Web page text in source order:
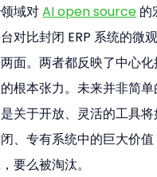
域对 AI open source 的
对比封闭 ERP 系统的微
面。两者都反映了中心
根本张力。未来并非简
关于开放、灵活的工具
、专有系统中的巨大价
要么被淘汰。